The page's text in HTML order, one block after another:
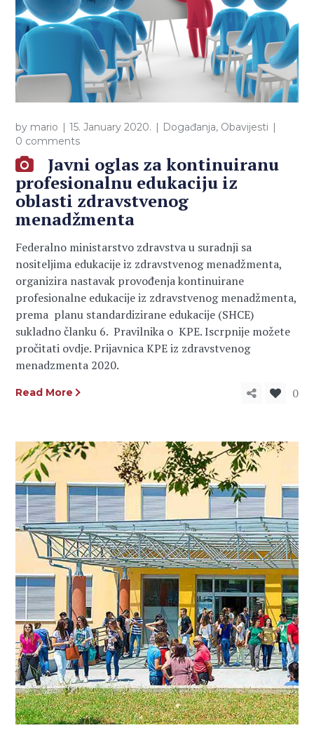
by mario 15. January 2020. Događanja, Obavijesti
0 comments
Javni oglas za kontinuiranu
profesionalnu edukaciju iz
oblasti zdravstvenog
menadžmenta
Federalno ministarstvo zdravstva u suradnji sa
nositeljima edukacije iz zdravstvenog menadžmenta,
organizira nastavak provođenja kontinuirane
profesionalne edukacije iz zdravstvenog menadžmenta,
prema planu standardizirane edukacije (SHCE)
sukladno članku 6. Pravilnika o KPE. Iscrpnije možete
pročitati ovdje. Prijavnica KPE iz zdravstvenog
menadzmenta 2020.
Read More 0